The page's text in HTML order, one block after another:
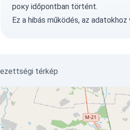
року időpontban történt.
Ez a hibás működés, az
térkép